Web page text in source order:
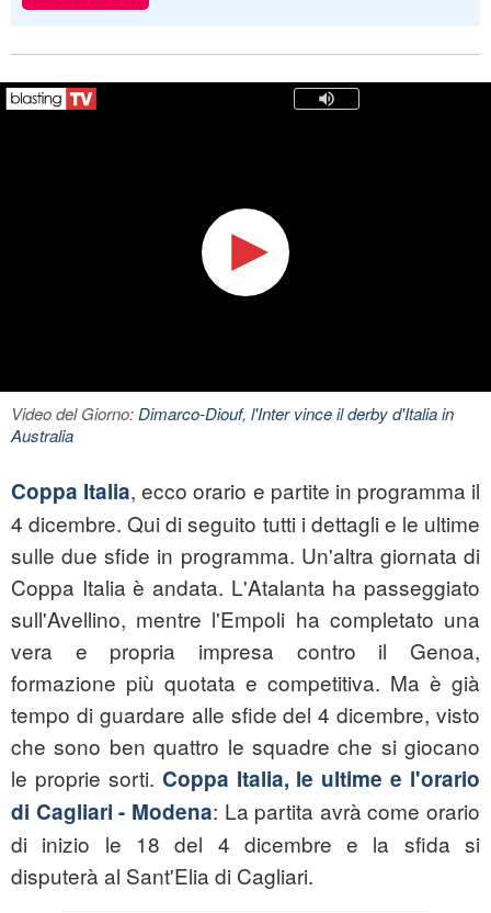
Video del Giorno:Dimarco-Diouf, l'Inter vince il derby d'Italia in
Australia
Coppa Italia, ecco orario e partite in programma il
4 dicembre. Qui di seguito tutti i dettagli e le ultime
sulle due sfide in programma. Un'altra giornata di
Coppa Italia è andata. L'Atalanta ha passeggiato
sull'Avellino, mentre l'Empoli ha completato una
vera e propria impresa contro il Genoa,
formazione più quotata e competitiva. Ma è già
tempo di guardare alle sfide del 4 dicembre, visto
che sono ben quattro le squadre che si giocano
le proprie sorti. Coppa Italia, le ultime e l'orario
di Cagliari - Modena: La partita avrà come orario
di inizio le 18 del 4 dicembre e la sfida si
disputerà al Sant'Elia di Cagliari.